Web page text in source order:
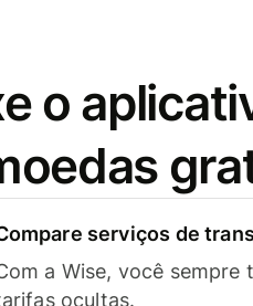
o
serviços de
a Wise, você sempre
ocultas.